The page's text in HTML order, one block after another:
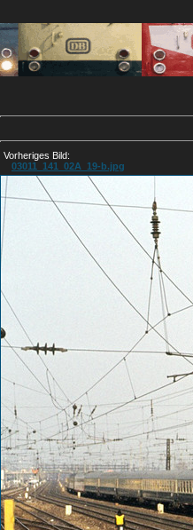
Vorheriges Bild:
03011_141_02A_19-b.jpg